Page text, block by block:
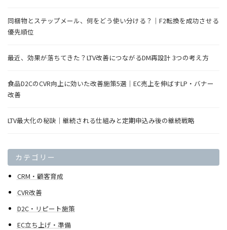
同梱物とステップメール、何をどう使い分ける？｜F2転換を成功させる
優先順位
最近、効果が落ちてきた？LTV改善につながるDM再設計 3つの考え方
食品D2CのCVR向上に効いた改善施策5選｜EC売上を伸ばすLP・バナー
改善
LTV最大化の秘訣｜継続される仕組みと定期申込み後の継続戦略
カテゴリー
CRM・顧客育成
CVR改善
D2C・リピート施策
EC立ち上げ・準備